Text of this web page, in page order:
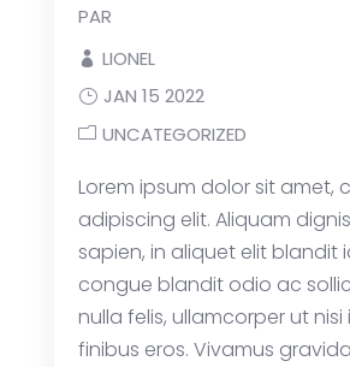
PAR
LIONEL
JAN 15 2022
UNCATEGORIZED
Lorem ipsum dolor sit amet,
adipiscing elit. Aliquam
sapien, in aliquet elit blandit
congue blandit odio ac
nulla felis, ullamcorper ut nisi
finibus eros. Vivamus gravida